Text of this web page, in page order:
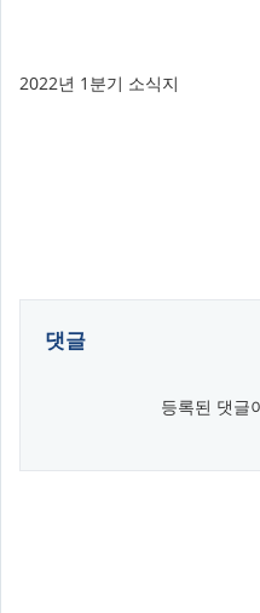
2022년 1분기 소식지
댓글
등록된 댓글